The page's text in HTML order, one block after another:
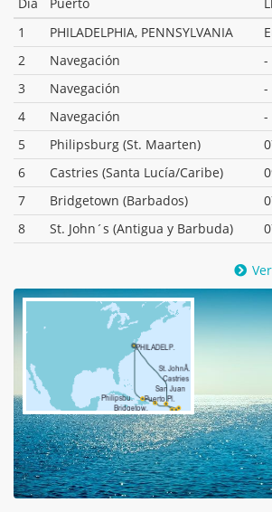
1
PHILADELPHIA, PENNSYLVANIA
2
Navegación -
3
Navegación -
4
Navegación -
5
Philipsburg (St. Maarten)
6
Castries (Santa Lucía/Caribe)
7
Bridgetown (Barbados)
8
St. John´s (Antigua y Barbuda)